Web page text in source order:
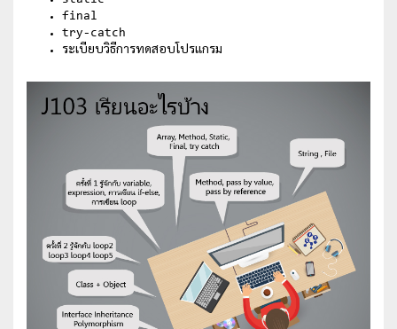
final
try-catch
ระเบียบวิธีการทดสอบโปรแกรม